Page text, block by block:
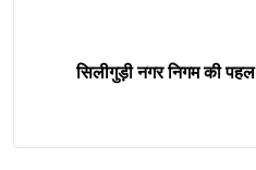
सिलीगुड़ी नगर निगम की